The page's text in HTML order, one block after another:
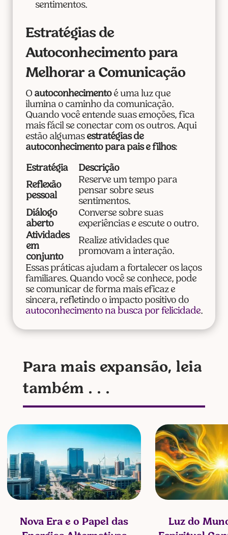
sentimentos.
Estratégias de
Autoconhecimento para
Melhorar a Comunicação
O autoconhecimentoé uma luz que
ilumina o caminho da comunicação.
Quando você entende suas emoções, fica
mais fácil se conectar com os outros. Aqui
estão algumas estratégias de
autoconhecimento para pais e filhos:
Estratégia
Descrição
Reflexão
pessoal
Reserve um tempo para
pensar sobre seus
sentimentos.
Diálogo
aberto
Converse sobre suas
experiências e escute o outro.
Atividades
em
conjunto
Realize atividades que
promovam a interação.
Essas práticas ajudam a fortalecer os laços
familiares. Quando você se conhece, pode
se comunicar de forma mais eficaz e
sincera, refletindo o impacto positivo do
autoconhecimento na busca por felicidade.
Para mais expansão, leia
também . . .
Nova Era e o Papel das
Luz do